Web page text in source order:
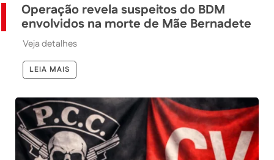
Operação revela suspeitos do BDM
envolvidos na morte de Mãe Bernadete
Veja detalhes
LEIA MAIS